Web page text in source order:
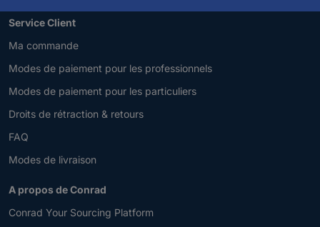
Service Client
Ma commande
Modes de paiement pour les professionnels
Modes de paiement pour les particuliers
Droits de rétraction & retours
FAQ
Modes de livraison
A propos de Conrad
Conrad Your Sourcing Platform